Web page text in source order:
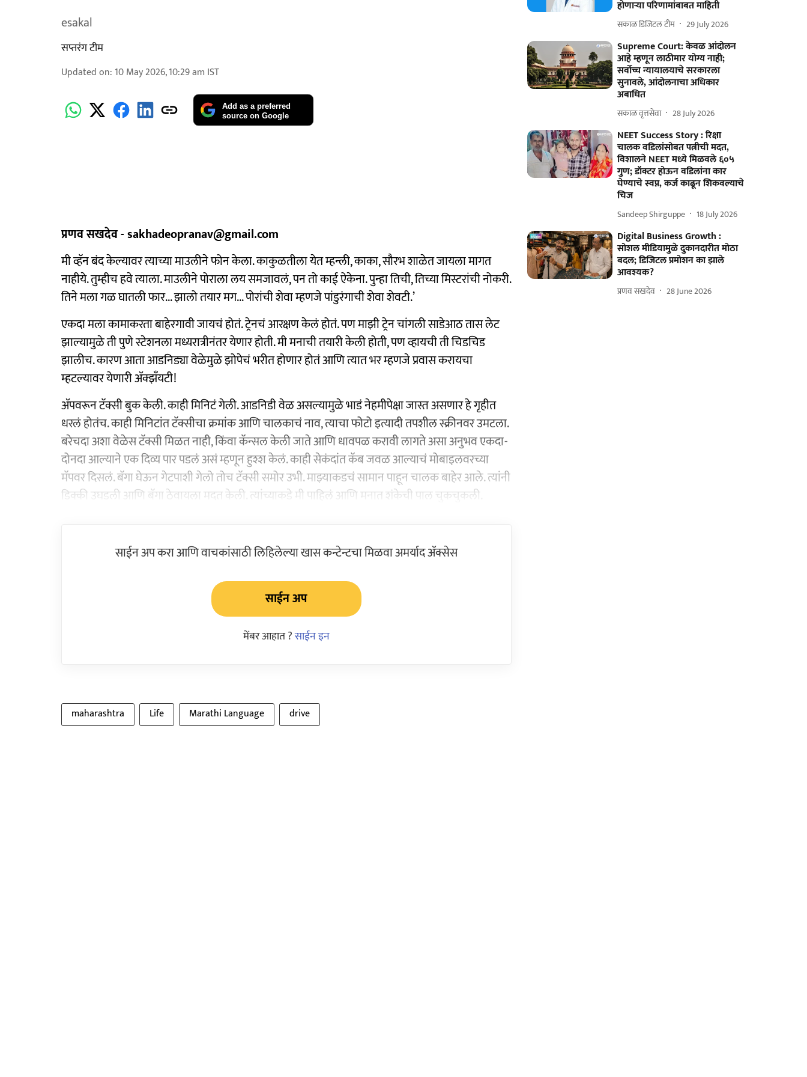
esakal
सप्तरंग टीम
Updated on: 10 May 2026, 10:29 am IST
Add as a preferred
source on Google
प्रणव सखदेव - sakhadeopranav@gmail.com
मी व्हॅन बंद केल्यावर त्याच्या माउलीने फोन केला. काकुळतीला येत म्हन्ली, काका, सौरभ शाळेत जायला मागत
नाहीये. तुम्हीच हवे त्याला. माउलीने पोराला लय समजावलं, पन तो काई ऐकेना. पुन्हा तिची, तिच्या मिस्टरांची नोकरी.
तिने मला गळ घातली फार... झालो तयार मग... पोरांची शेवा म्हणजे पांडुरंगाची शेवा शेवटी.’
एकदा मला कामाकरता बाहेरगावी जायचं होतं. ट्रेनचं आरक्षण केलं होतं. पण माझी ट्रेन चांगली साडेआठ तास लेट
झाल्यामुळे ती पुणे स्टेशनला मध्यरात्रीनंतर येणार होती. मी मनाची तयारी केली होती, पण व्हायची ती चिडचिड
झालीच. कारण आता आडनिड्या वेळेमुळे झोपेचं भरीत होणार होतं आणि त्यात भर म्हणजे प्रवास करायचा
म्हटल्यावर येणारी ॲक्झँयटी!
ॲपवरून टॅक्सी बुक केली. काही मिनिटं गेली. आडनिडी वेळ असल्यामुळे भाडं नेहमीपेक्षा जास्त असणार हे गृहीत
धरलं होतंच. काही मिनिटांत टॅक्सीचा क्रमांक आणि चालकाचं नाव, त्याचा फोटो इत्यादी तपशील स्क्रीनवर उमटला.
बरेचदा अशा वेळेस टॅक्सी मिळत नाही, किंवा कॅन्सल केली जाते आणि धावपळ करावी लागते असा अनुभव एकदा-
दोनदा आल्याने एक दिव्य पार पडलं असं म्हणून हुश्श केलं. काही सेकंदांत कॅब जवळ आल्याचं मोबाइलवरच्या
मॅपवर दिसलं. बॅगा घेऊन गेटपाशी गेलो तोच टॅक्सी समोर उभी. माझ्याकडचं सामान पाहून चालक बाहेर आले. त्यांनी
डिक्की उघडली आणि बॅगा ठेवायला मदत केली. त्यांच्याकडे मी पाहिलं आणि मनात शंकेची पाल चुकचुकली.
साईन अप करा आणि वाचकांसाठी लिहिलेल्या खास कन्टेन्टचा मिळवा अमर्याद ॲक्सेस
साईन अप
मेंबर आहात ?साईन इन
maharashtra Life Marathi Language drive
होणाऱ्या परिणामांबाबत माहिती
सकाळ डिजिटल टीम 29 July 2026
Supreme Court: केवळ आंदोलन
आहे म्हणून लाठीमार योग्य नाही;
सर्वोच्च न्यायालयाचे सरकारला
सुनावले, आंदोलनाचा अधिकार
अबाधित
सकाळ वृत्तसेवा 28 July 2026
NEET Success Story : रिक्षा
चालक वडिलांसोबत पत्नीची मदत,
विशालने NEET मध्ये मिळवले ६०५
गुण; डॉक्टर होऊन वडिलांना कार
घेण्याचे स्वप्न, कर्ज काढून शिकवल्याचे
चिज
Sandeep Shirguppe 18 July 2026
Digital Business Growth :
सोशल मीडियामुळे दुकानदारीत मोठा
बदल; डिजिटल प्रमोशन का झाले
आवश्यक?
प्रणव सखदेव 28 June 2026